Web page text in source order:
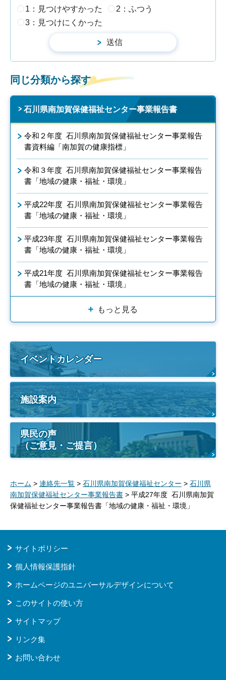
1：見つけやすかった
2：ふつう
3：見つけにくかった
同じ分類から探す
石川県南加賀保健福祉センター事業報告書
令和２年度 石川県南加賀保健福祉センター事業報告
書資料編「南加賀の健康指標」
令和３年度 石川県南加賀保健福祉センター事業報告
書「地域の健康・福祉・環境」
平成22年度 石川県南加賀保健福祉センター事業報告
書「地域の健康・福祉・環境」
平成23年度 石川県南加賀保健福祉センター事業報告
書「地域の健康・福祉・環境」
平成21年度 石川県南加賀保健福祉センター事業報告
書「地域の健康・福祉・環境」
もっと見る
イベントカレンダー
施設案内
県民の声
（ご意見・ご提言）
ホーム > 連絡先一覧 > 石川県南加賀保健福祉センター > 石川県
南加賀保健福祉センター事業報告書 > 平成27年度 石川県南加賀
保健福祉センター事業報告書「地域の健康・福祉・環境」
サイトポリシー
個人情報保護指針
ホームページのユニバーサルデザインについて
このサイトの使い方
サイトマップ
リンク集
お問い合わせ